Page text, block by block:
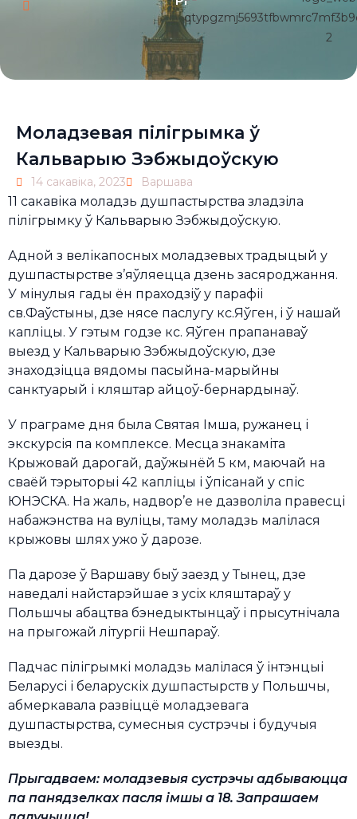
Моладзевая пілігрымка ў
Кальварыю Зэбжыдоўскую
14 сакавіка, 2023 Варшава
11 сакавіка моладзь душпастырства зладзіла
пілігрымку ў Кальварыю Зэбжыдоўскую.
Адной з велікапосных моладзевых традыцый у
душпастырстве з’яўляецца дзень засяроджання.
У мінулыя гады ён праходзіў у парафіі
св.Фаўстыны, дзе нясе паслугу кс.Яўген, і ў нашай
капліцы. У гэтым годзе кс. Яўген прапанаваў
выезд у Кальварыю Зэбжыдоўскую, дзе
знаходзіцца вядомы пасыйна-марыйны
санктуарый і кляштар айцоў-бернардынаў.
У праграме дня была Святая Імша, ружанец і
экскурсія па комплексе. Месца знакаміта
Крыжовай дарогай, даўжынёй 5 км, маючай на
сваёй тэрыторыі 42 капліцы і ўпісанай у спіс
ЮНЭСКА. На жаль, надвор’е не дазволіла правесці
набажэнства на вуліцы, таму моладзь малілася
крыжовы шлях ужо ў дарозе.
Па дарозе ў Варшаву быў заезд у Тынец, дзе
наведалі найстарэйшае з усіх кляштараў у
Польшчы абацтва бэнедыктынцаў і прысутнічала
на прыгожай літургіі Нешпараў.
Падчас пілігрымкі моладзь малілася ў інтэнцыі
Беларусі і беларускіх душпастырств у Польшчы,
абмеркавала развіццё моладзевага
душпастырства, сумесныя сустрэчы і будучыя
выезды.
Прыгадваем: моладзевыя сустрэчы адбываюцца
па панядзелках пасля імшы а 18. Запрашаем